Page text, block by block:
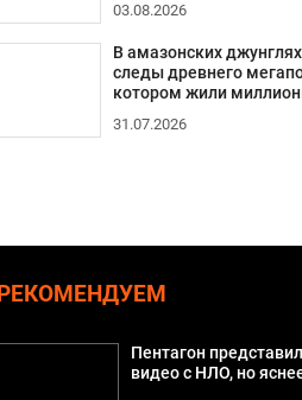
03.08.2026
В амазонских
следы древнего
котором жили
31.07.2026
РЕКОМЕНДУЕМ
Пентагон
видео с НЛО, но